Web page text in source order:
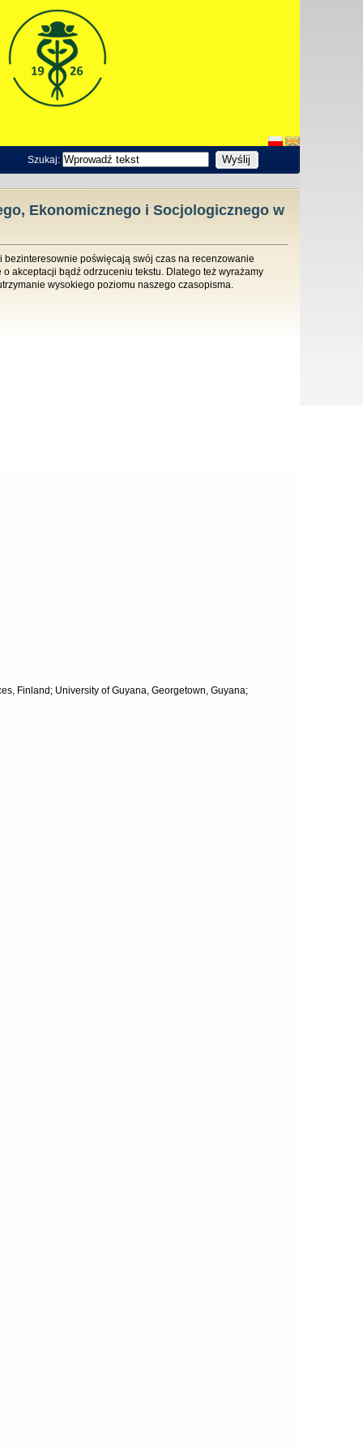
Szukaj:
Ekonomicznego i Socjologicznego w
poświęcają swój czas na recenzowanie
akceptacji bądź odrzuceniu tekstu. Dlatego też wyrażamy
wysokiego poziomu naszego czasopisma.
Finland; University of Guyana, Georgetown, Guyana;